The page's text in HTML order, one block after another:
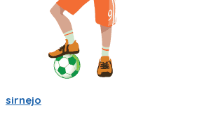
sirnejo